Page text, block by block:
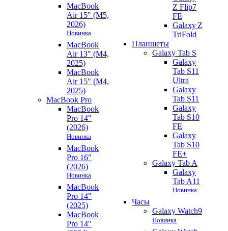
MacBook
Air 15" (M5,
2026)
Новинка
MacBook
Air 13" (M4,
2025)
MacBook
Air 15" (M4,
2025)
MacBook Pro
MacBook
Pro 14"
(2026)
Новинка
MacBook
Pro 16"
(2026)
Новинка
MacBook
Pro 14"
(2025)
MacBook
Pro 14"
Z Flip7
FE
Galaxy Z
TriFold
Планшеты
Galaxy Tab S
Galaxy
Tab S11
Ultra
Galaxy
Tab S11
Galaxy
Tab S10
FE
Galaxy
Tab S10
FE+
Galaxy Tab A
Galaxy
Tab A11
Новинка
Часы
Galaxy Watch9
Новинка